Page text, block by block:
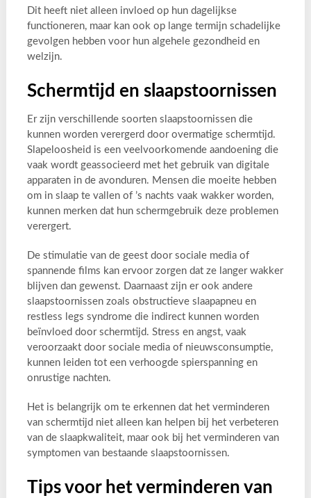
Dit heeft niet alleen invloed op hun dagelijkse
functioneren, maar kan ook op lange termijn schadelijke
gevolgen hebben voor hun algehele gezondheid en
welzijn.
Schermtijd en slaapstoornissen
Er zijn verschillende soorten slaapstoornissen die
kunnen worden verergerd door overmatige schermtijd.
Slapeloosheid is een veelvoorkomende aandoening die
vaak wordt geassocieerd met het gebruik van digitale
apparaten in de avonduren. Mensen die moeite hebben
om in slaap te vallen of ’s nachts vaak wakker worden,
kunnen merken dat hun schermgebruik deze problemen
verergert.
De stimulatie van de geest door sociale media of
spannende films kan ervoor zorgen dat ze langer wakker
blijven dan gewenst. Daarnaast zijn er ook andere
slaapstoornissen zoals obstructieve slaapapneu en
restless legs syndrome die indirect kunnen worden
beïnvloed door schermtijd. Stress en angst, vaak
veroorzaakt door sociale media of nieuwsconsumptie,
kunnen leiden tot een verhoogde spierspanning en
onrustige nachten.
Het is belangrijk om te erkennen dat het verminderen
van schermtijd niet alleen kan helpen bij het verbeteren
van de slaapkwaliteit, maar ook bij het verminderen van
symptomen van bestaande slaapstoornissen.
Tips voor het verminderen van